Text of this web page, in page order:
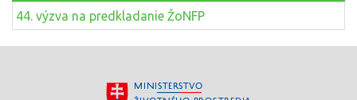
44. výzva na predkladanie ŽoNFP